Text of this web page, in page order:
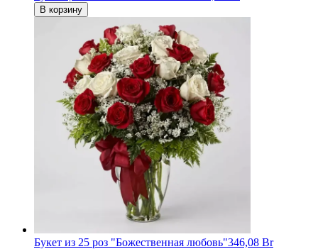
В корзину
Букет из 25 роз "Божественная любовь"346,08 Br